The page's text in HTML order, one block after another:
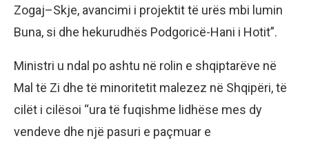
Zogaj–Skje, avancimi i projektit të urës mbi lumin
Buna, si dhe hekurudhës Podgoricë-Hani i Hotit”.
Ministri u ndal po ashtu në rolin e shqiptarëve në
Mal të Zi dhe të minoritetit malezez në Shqipëri, të
cilët i cilësoi “ura të fuqishme lidhëse mes dy
vendeve dhe një pasuri e paçmuar e